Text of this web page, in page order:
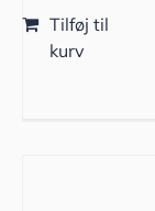
Tilføj til
kurv